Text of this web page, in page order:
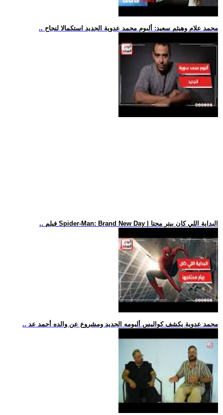
.. محمد علام وهيثم سعيد: ألبوم محمد عدوية الجديد استكمالا لنجاح
.. فيلم Spider-Man: Brand New Day | البداية اللي كان بيتر محتا
.. محمد عدوية يكشف كواليس ألبومه الجديد ومشروع عن والده أحمد عد